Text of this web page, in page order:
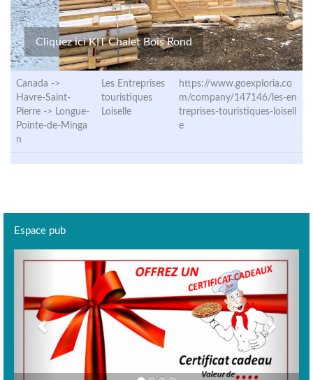
Cliquez ici KIT Chalet Bois Rond
Canada ->
Havre-Saint-
Pierre -> Longue-
Pointe-de-Minga
n
Les Entreprises
touristiques
Loiselle
https://www.goexploria.co
m/company/147146/les-en
treprises-touristiques-loisell
e
Espace pub